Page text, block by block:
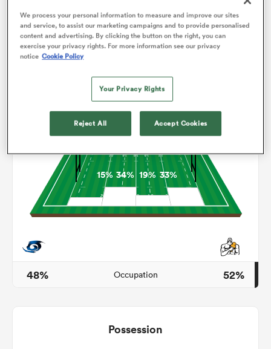
9
Franchissements
6
17
Turnovers perdus
Occupation
15% 34% 19% 33%
48% Occupation 52%
Possession
We process your personal information to measure and improve our sites
and service, to assist our marketing campaigns and to provide personalised
content and advertising. By clicking the button on the right, you can
exercise your privacy rights. For more information see our privacy
notice Cookie Policy
Your Privacy Rights
Reject All Accept Cookies